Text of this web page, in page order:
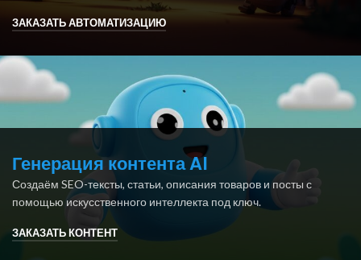
ЗАКАЗАТЬ АВТОМАТИЗАЦИЮ
Генерация контента AI
Создаём SEO-тексты, статьи, описания товаров и посты с
помощью искусственного интеллекта под ключ.
ЗАКАЗАТЬ КОНТЕНТ